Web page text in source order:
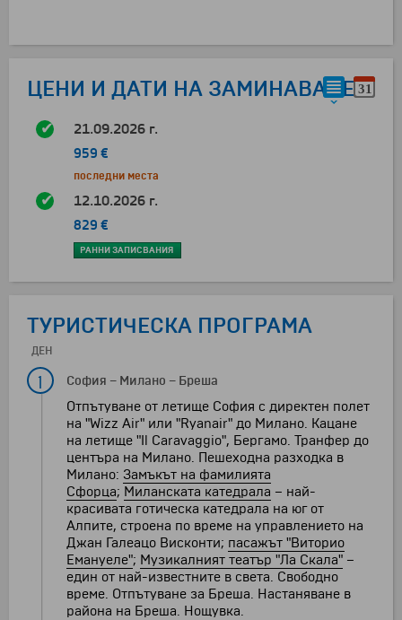
ЦЕНИ И ДАТИ НА ЗАМИНАВАНЕ
21.09.2026 г.
959 €
последни места
12.10.2026 г.
829 €
РАННИ ЗАПИСВАНИЯ
ТУРИСТИЧЕСКА ПРОГРАМА
ДЕН
1 София – Милано – Бреша
Отпътуване от летище София с директен полет
на "Wizz Air" или "Ryanair" до Милано. Кацане
на летище "Il Caravaggio", Бергамо. Транфер до
центъра на Милано. Пешеходна разходка в
Милано: Замъкът на фамилията
Сфорца; Миланската катедрала – най-
красивата готическа катедрала на юг от
Алпите, строена по време на управлението на
Джан Галеацо Висконти; пасажът "Виторио
Емануеле"; Музикалният театър "Ла Скала" –
един от най-известните в света. Свободно
време. Отпътуване за Бреша. Настаняване в
района на Бреша. Нощувка.